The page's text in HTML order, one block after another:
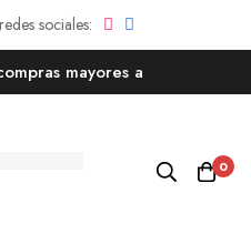
mayores a
0